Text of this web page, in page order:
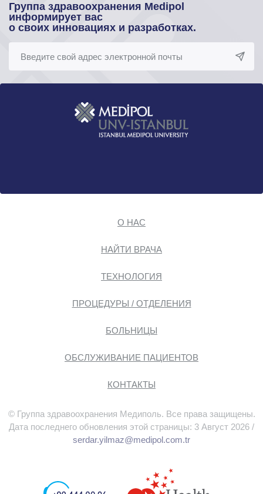
Группа здравоохранения Medipol
информирует вас
о своих инновациях и разработках.
О НАС
НАЙТИ ВРАЧА
ТЕХНОЛОГИЯ
ПРОЦЕДУРЫ / ОТДЕЛЕНИЯ
БОЛЬНИЦЫ
ОБСЛУЖИВАНИЕ ПАЦИЕНТОВ
КОНТАКТЫ
© Группа здравоохранения Медиполь. Все права защищены.
Дата последнего обновления этой страницы: 3 Август 2026 /
serdar.yilmaz@medipol.com.tr